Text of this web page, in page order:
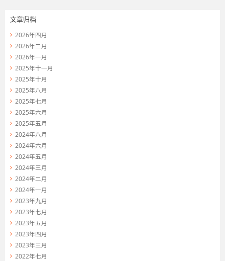
文章归档
2026年四月
2026年二月
2026年一月
2025年十一月
2025年十月
2025年八月
2025年七月
2025年六月
2025年五月
2024年八月
2024年六月
2024年五月
2024年三月
2024年二月
2024年一月
2023年九月
2023年七月
2023年五月
2023年四月
2023年三月
2022年七月